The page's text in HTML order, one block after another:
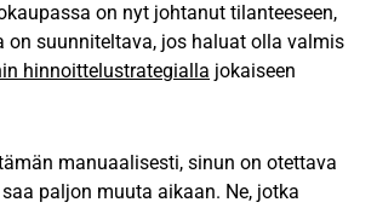
on nyt johtanut tilanteeseen,
on suunniteltava, jos haluat olla valmis
hinnoittelustrategialla jokaiseen
manuaalisesti, sinun on otettava
paljon muuta aikaan. Ne, jotka